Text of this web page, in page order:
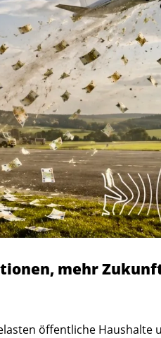
mehr
öffentliche Haushalte